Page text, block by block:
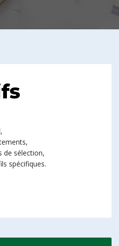
de sélection,
spécifiques.